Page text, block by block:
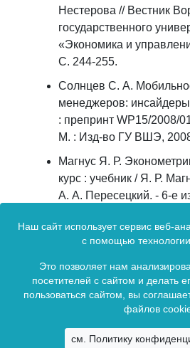
Нестерова // Вестник
государственного
«Экономика и
С. 244-255.
Солнцев С. А.
менеджеров:
: препринт WP15/2008/
М. : Изд-во ГУ ВШЭ,
Магнус Я. Р.
курс : учебник / Я. Р.
А. А. Пересецкий. - 6-е
Выбор профессии: чему
Экономический
экономики. - 2009. - Т.
Наш сайт использует сервис веб-
с помощью
Это позволяет нам
посетителей с сайтом и делать
пользоваться сайтом, вы
файлов
см. Политику
Сетевое издание зарегистрировано в